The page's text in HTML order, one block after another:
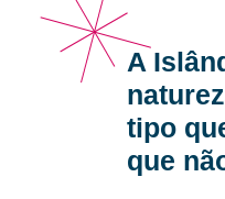
A
tipo
que